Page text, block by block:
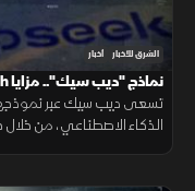
الشرق للأخبار أخبار
نماذج "ديب سيك".. مزايا V4 Flash
تسعى ديب سيك عبر
الذكاء الاصطناعي، من